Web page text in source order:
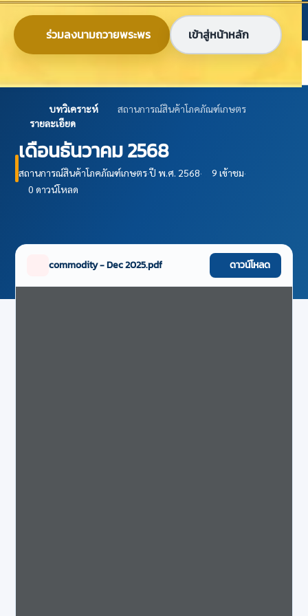
ร่วมลงนามถวายพระพร เข้าสู่หน้าหลัก
ข้ามไปยังเนื้อหาหลัก
ก ก ก ไทย EN
บทวิเคราะห์
สถานการณ์สินค้าโภคภัณฑ์เกษตร
รายละเอียด
เดือนธันวาคม 2568
สถานการณ์สินค้าโภคภัณฑ์เกษตร·ปี พ.ศ. 2568· 9 เข้าชม·
0 ดาวน์โหลด
commodity - Dec 2025.pdf ดาวน์โหลด